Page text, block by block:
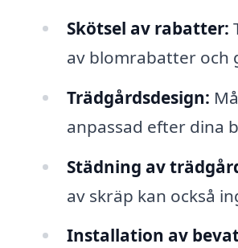
Skötsel av rabatter:
av blomrabatter och
Trädgårdsdesign:
anpassad efter dina
Städning av
av skräp kan också
Installation av